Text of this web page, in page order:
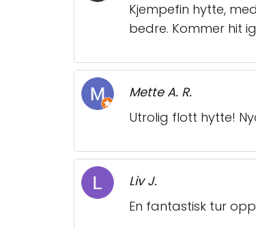
Kjempefin hytte,
bedre. Kommer hit
Mette A. R.
Utrolig flott hytte!
Liv J.
En fantastisk tur